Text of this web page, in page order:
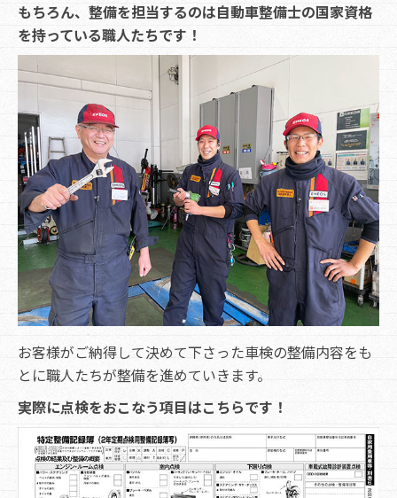
もちろん、整備を担当するのは自動車整備士の国家資格
を持っている職人たちです！
お客様がご納得して決めて下さった車検の整備内容をも
とに職人たちが整備を進めていきます。
実際に点検をおこなう項目はこちらです！